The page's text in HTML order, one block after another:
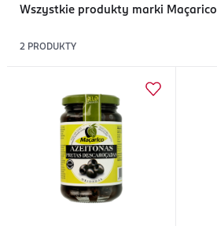
Wszystkie produkty marki Maçarico
2 PRODUKTY